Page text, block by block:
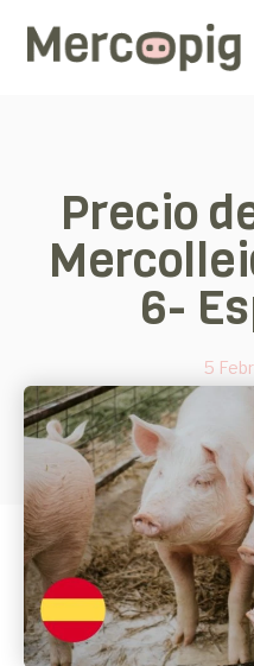
Precio
6-
5